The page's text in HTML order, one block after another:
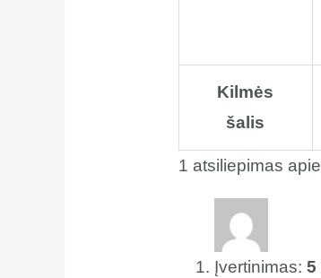
Kilmės
šalis
1 atsiliepimas apie
Įvertinimas: 5